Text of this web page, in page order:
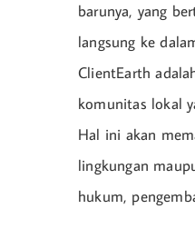
barunya, yang
langsung ke
ClientEarth
komunitas lokal
Hal ini akan
lingkungan
hukum,